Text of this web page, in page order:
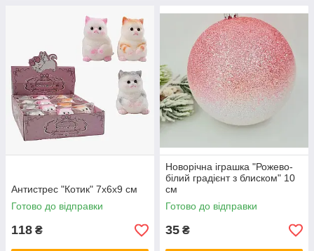
Антистрес "Котик" 7х6х9 см
Готово до відправки
118 ₴
Новорічна іграшка "Рожево-
білий градієнт з блиском" 10
см
Готово до відправки
35 ₴